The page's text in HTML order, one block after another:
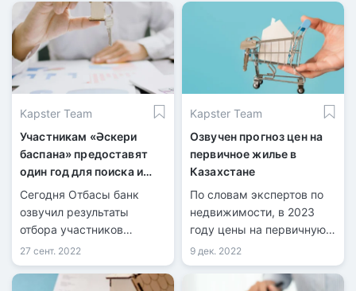
Под залог подходит
далеко не всё. Не зная
требований, можно
потратить деньги
напрасно: оплатить услуги
оценщика и оставить
задаток продавцу.
открывают продажи
квартир. Такой вариант
подойдёт для
покупателей, которые не
спешат с переездом и
могут подождать
окончания строительства.
Kapster Team
Участникам «Әскери
баспана» предоставят
один год для поиска и
покупки жилья
Сегодня Отбасы банк
озвучил результаты
отбора участников
программы «Әскери
баспана», передает
информационная служба
27 сент. 2022
Kapster Team
Озвучен прогноз цен на
первичное жилье в
Казахстане
По словам экспертов по
недвижимости, в 2023
году цены на первичную
недвижимость в
Казахстане поднимутся
еще выше. Передает
9 дек. 2022